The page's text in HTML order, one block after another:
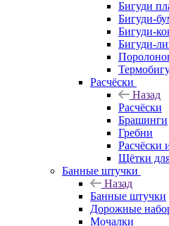
Бигуди
Бигуди-
Бигуди-
Бигуди-
Расчёски
Назад
Расчёски
Брашинги
Гребни
Расчёски
Щётки
Банные штучки
Назад
Банные штучки
Дорожные
Мочалки